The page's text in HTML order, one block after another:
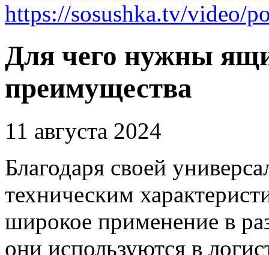
https://sosushka.tv/video/
Для чего нужны
преимущества
11 августа 2024
Благодаря своей
техническим
широкое применение в
они используются в